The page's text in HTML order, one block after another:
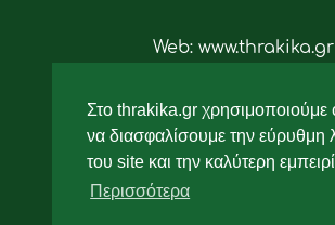
Στο thrakika.gr χρησιμοποιούμε
να διασφαλίσουμε την εύρυθμη
του site και την καλύτερη
Περισσότερα
Web: www.thrakika.gr
Ακολουθήστε μας